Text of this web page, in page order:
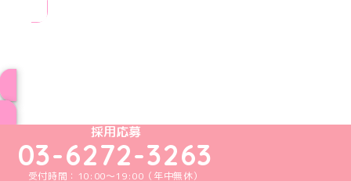
めいどりーみんTikTok公式アカウント
めいどりーみんX公式アカウント
めいどりーみんInstagram公式アカウント
めいどりーみんFacebook公式アカウン
めいどりーみんYouTube公式アカ
採用応募
03-6272-3263
受付時間：10:00～19:00（年中無休）